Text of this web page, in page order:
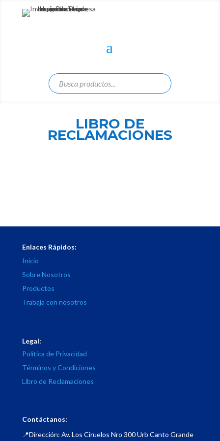
LIBRO DE
RECLAMACIONES
Enlaces Rápidos:
Inicio
Sobre Nosotros
Productos
Trabaja con nosotros
Legal:
Politica de Privacidad
Términos y Condiciones
Libro de Reclamaciones
Contáctanos:
📍Dirección: Av. Los Ciruelos Nro 300 Urb Canto Grande